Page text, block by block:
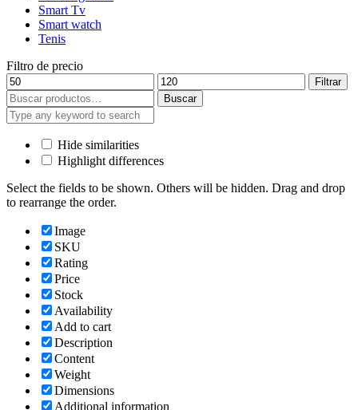
Smart Tv
Smart watch
Tenis
Filtro de precio
Precio
mínimo
Precio
máximo
Filtrar
Buscar
por:
Buscar
Hide similarities
Highlight differences
Select the fields to be shown. Others will be hidden. Drag and drop
to rearrange the order.
Image
SKU
Rating
Price
Stock
Availability
Add to cart
Description
Content
Weight
Dimensions
Additional information